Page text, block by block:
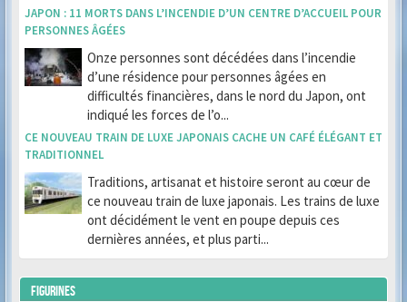
JAPON : 11 MORTS DANS L’INCENDIE D’UN CENTRE D’ACCUEIL POUR
PERSONNES ÂGÉES
Onze personnes sont décédées dans l’incendie
d’une résidence pour personnes âgées en
difficultés financières, dans le nord du Japon, ont
indiqué les forces de l’o...
CE NOUVEAU TRAIN DE LUXE JAPONAIS CACHE UN CAFÉ ÉLÉGANT ET
TRADITIONNEL
Traditions, artisanat et histoire seront au cœur de
ce nouveau train de luxe japonais. Les trains de luxe
ont décidément le vent en poupe depuis ces
dernières années, et plus parti...
FIGURINES